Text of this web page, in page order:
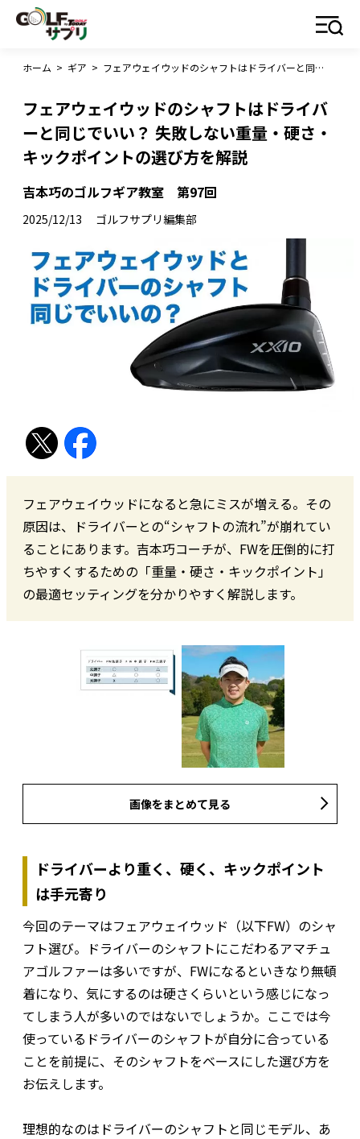
ホーム > ギア > フェアウェイウッドのシャフトはドライバーと同じでいい？ 失敗しない重量・硬さ・キックポイントの選び方を解説
フェアウェイウッドのシャフトはドライバ
ーと同じでいい？ 失敗しない重量・硬さ・
キックポイントの選び方を解説
吉本巧のゴルフギア教室 第97回
2025/12/13 ゴルフサプリ編集部
フェアウェイウッドになると急にミスが増える。その
原因は、ドライバーとの“シャフトの流れ”が崩れてい
ることにあります。吉本巧コーチが、FWを圧倒的に打
ちやすくするための「重量・硬さ・キックポイント」
の最適セッティングを分かりやすく解説します。
画像をまとめて見る
ドライバーより重く、硬く、キックポイント
は手元寄り
今回のテーマはフェアウェイウッド（以下FW）のシャ
フト選び。ドライバーのシャフトにこだわるアマチュ
アゴルファーは多いですが、FWになるといきなり無頓
着になり、気にするのは硬さくらいという感じになっ
てしまう人が多いのではないでしょうか。ここでは今
使っているドライバーのシャフトが自分に合っている
ことを前提に、そのシャフトをベースにした選び方を
お伝えします。
理想的なのはドライバーのシャフトと同じモデル、あ